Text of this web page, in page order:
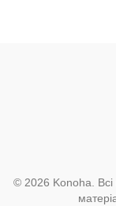
© 2026 Konoha.